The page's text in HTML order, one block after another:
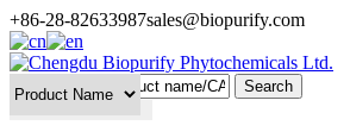
+86-28-82633987sales@biopurify.com